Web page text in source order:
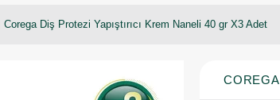
Corega Diş Protezi Yapıştırıcı Krem Naneli 40 gr X3 Adet
COREGA